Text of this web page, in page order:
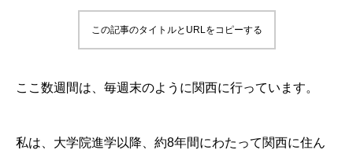
この記事のタイトルとURLをコピーする
ここ数週間は、毎週末のように関西に行っています。
私は、大学院進学以降、約8年間にわたって関西に住ん